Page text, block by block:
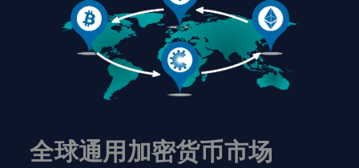
全球通用加密货币市场